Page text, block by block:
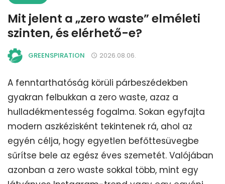
Mit jelent a „zero waste” elméleti
szinten, és elérhető-e?
GREENSPIRATION 2026.08.06.
A fenntarthatóság körüli párbeszédekben
gyakran felbukkan a zero waste, azaz a
hulladékmentesség fogalma. Sokan egyfajta
modern aszkézisként tekintenek rá, ahol az
egyén célja, hogy egyetlen befőttesüvegbe
sűrítse bele az egész éves szemetét. Valójában
azonban a zero waste sokkal több, mint egy